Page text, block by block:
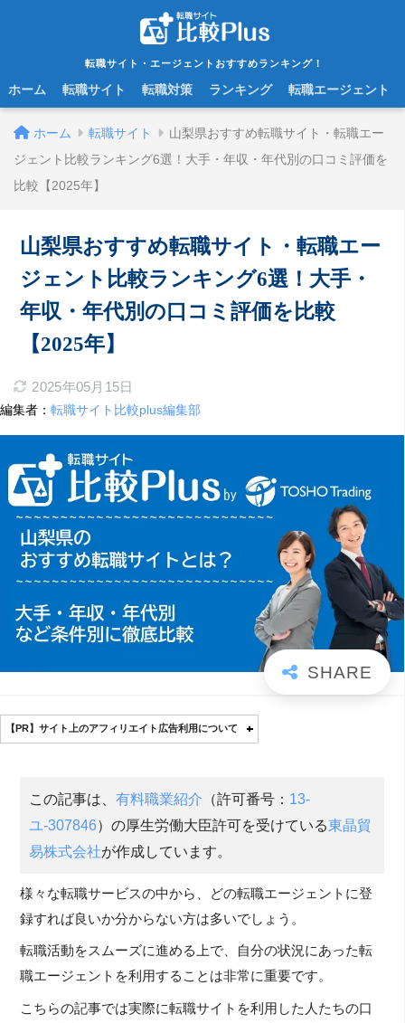
転職サイト・エージェントおすすめランキング！
ホーム 転職サイト 転職対策 ランキング 転職エージェント
ホーム 転職サイト
山梨県おすすめ転職サイト・転職エー
ジェント比較ランキング6選！大手・年収・年代別の口コミ評価を
比較【2025年】
山梨県おすすめ転職サイト・転職エー
ジェント比較ランキング6選！大手・
年収・年代別の口コミ評価を比較
【2025年】
2025年05月15日
編集者： 転職サイト比較plus編集部
【PR】サイト上のアフィリエイト広告利用について
この記事は、有料職業紹介 （許可番号： 13-
ユ-307846）の厚生労働大臣許可を受けている東晶貿
易株式会社が作成しています。
様々な転職サービスの中から、どの転職エージェントに登
録すれば良いか分からない方は多いでしょう。
転職活動をスムーズに進める上で、自分の状況にあった転
職エージェントを利用することは非常に重要です。
こちらの記事では実際に転職サイトを利用した人たちの口